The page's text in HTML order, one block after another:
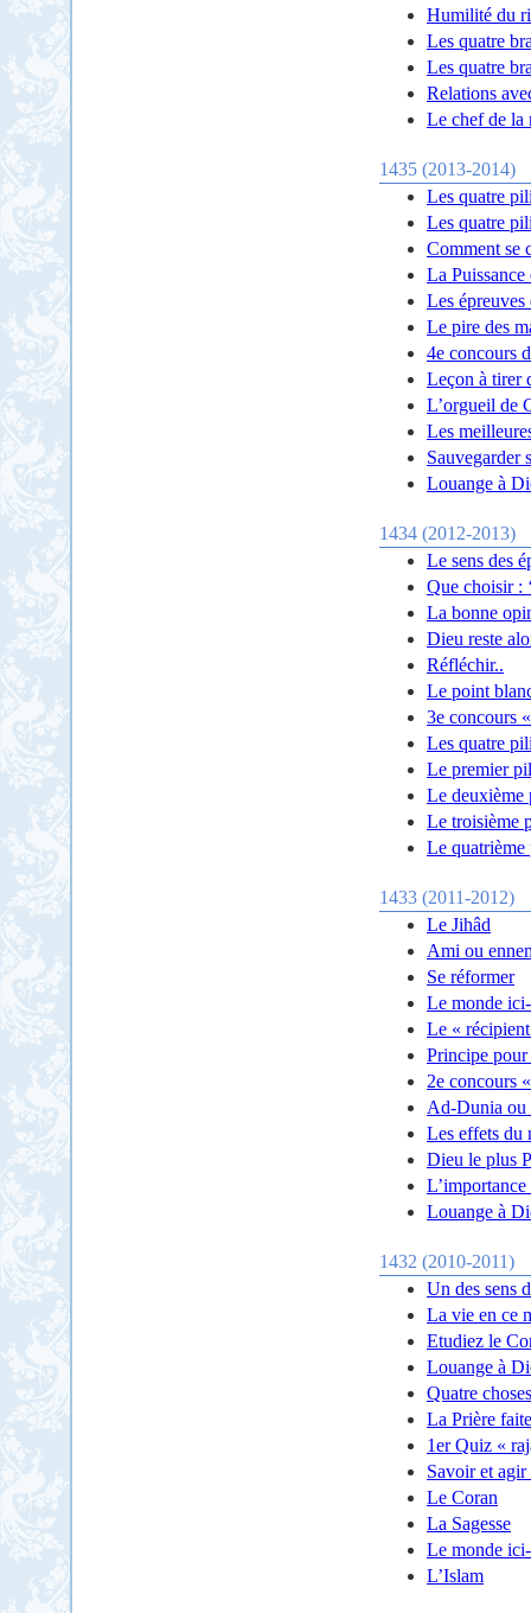
Humilité du
Les quatre
Les quatre
Relations
Le chef de la
1435 (2013-2014)
Les quatre
Les quatre
Comment se
La
Les
Le pire des
4e concours
Leçon à tirer
L’orgueil de
Les
Sauvegarder
Louange à
1434 (2012-2013)
Le sens des
Que choisir :
La bonne
Dieu reste
Réfléchir..
Le point
3e concours
Les quatre
Le premier
Le deuxième
Le troisième
Le
1433 (2011-2012)
Le Jihâd
Ami ou
Se réformer
Le monde
Le «
Principe pour
2e concours
Ad-Dunia ou
Les effets du
Dieu le plus
Louange à
1432 (2010-2011)
Un des sens
La vie en ce
Etudiez le
Louange à
Quatre
La Prière
1er Quiz «
Savoir et agir
Le Coran
La Sagesse
Le monde
L’Islam